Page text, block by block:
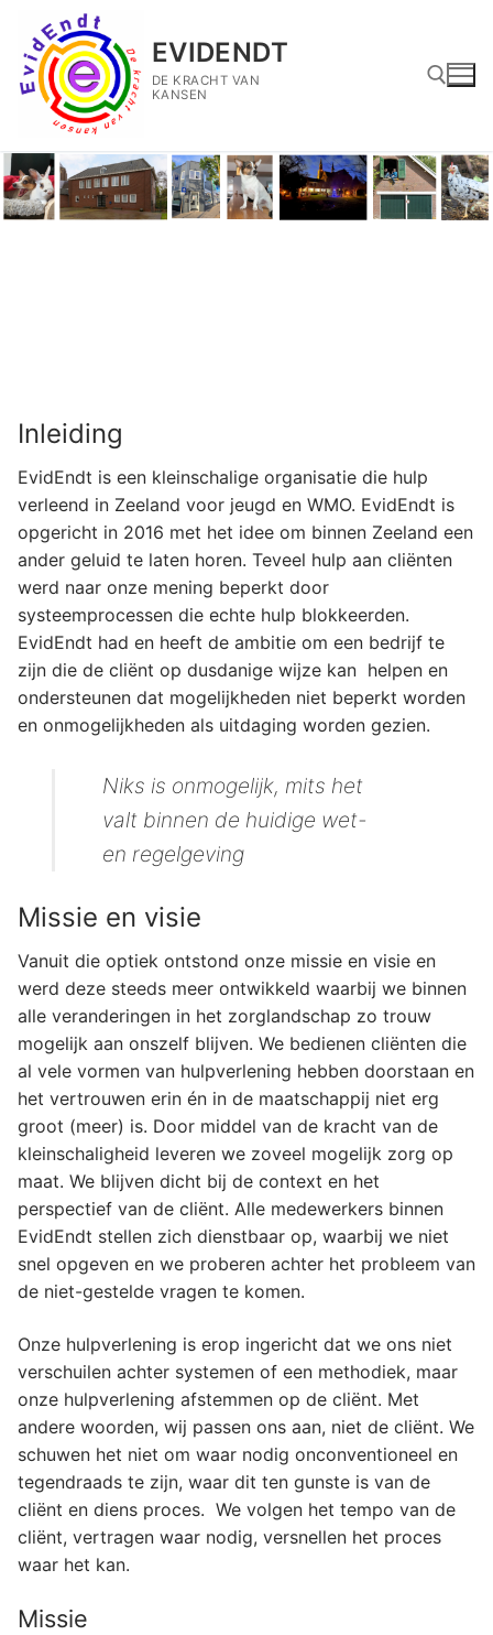
naar
inhoud
EVIDENDT
DE KRACHT VAN
KANSEN
Zoeken naar:
Inleiding
EvidEndt is een kleinschalige organisatie die hulp
verleend in Zeeland voor jeugd en WMO. EvidEndt is
opgericht in 2016 met het idee om binnen Zeeland een
ander geluid te laten horen. Teveel hulp aan cliënten
werd naar onze mening beperkt door
systeemprocessen die echte hulp blokkeerden.
EvidEndt had en heeft de ambitie om een bedrijf te
zijn die de cliënt op dusdanige wijze kan helpen en
ondersteunen dat mogelijkheden niet beperkt worden
en onmogelijkheden als uitdaging worden gezien.
Niks is onmogelijk, mits het
valt binnen de huidige wet-
en regelgeving
Missie en visie
Vanuit die optiek ontstond onze missie en visie en
werd deze steeds meer ontwikkeld waarbij we binnen
alle veranderingen in het zorglandschap zo trouw
mogelijk aan onszelf blijven. We bedienen cliënten die
al vele vormen van hulpverlening hebben doorstaan en
het vertrouwen erin én in de maatschappij niet erg
groot (meer) is. Door middel van de kracht van de
kleinschaligheid leveren we zoveel mogelijk zorg op
maat. We blijven dicht bij de context en het
perspectief van de cliënt. Alle medewerkers binnen
EvidEndt stellen zich dienstbaar op, waarbij we niet
snel opgeven en we proberen achter het probleem van
de niet-gestelde vragen te komen.
Onze hulpverlening is erop ingericht dat we ons niet
verschuilen achter systemen of een methodiek, maar
onze hulpverlening afstemmen op de cliënt. Met
andere woorden, wij passen ons aan, niet de cliënt. We
schuwen het niet om waar nodig onconventioneel en
tegendraads te zijn, waar dit ten gunste is van de
cliënt en diens proces. We volgen het tempo van de
cliënt, vertragen waar nodig, versnellen het proces
waar het kan.
Missie